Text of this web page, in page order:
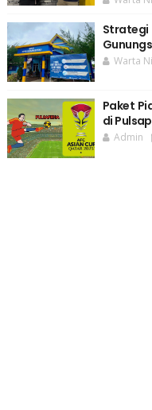
Warta
Paket
di
Admin